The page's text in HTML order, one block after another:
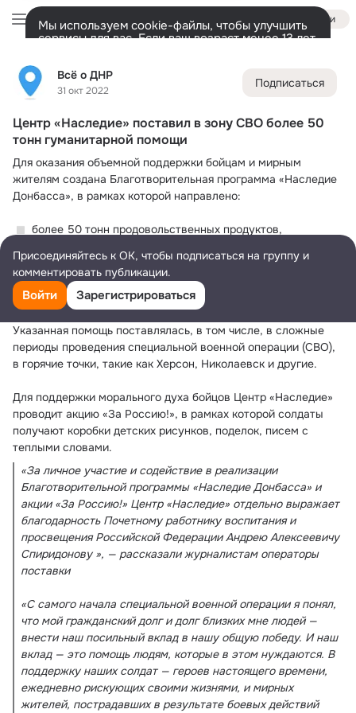
Всё о ДНР
31 окт 2022
Подписаться
Центр «Наследие» поставил в зону СВО более 50
тонн гуманитарной помощи
Для оказания объемной поддержки бойцам и мирным
жителям создана Благотворительная программа «Наследие
Донбасса», в рамках которой направлено:
более 50 тонн продовольственных продуктов,
верхней одеждой и обувью, газовых баллонов,
тепловизеров, смартфонов;
более 10 квадрокоптеров (модели DJI air 2S, Autel и др.),
телефонов и обвесов к ним.
Указанная помощь поставлялась, в том числе, в сложные
периоды проведения специальной военной операции (СВО),
в горячие точки, такие как Херсон, Николаевск и другие.
Для поддержки морального духа бойцов Центр «Наследие»
проводит акцию «За Россию!», в рамках которой солдаты
получают коробки детских рисунков, поделок, писем с
теплыми словами.
«За личное участие и содействие в реализации
Благотворительной программы «Наследие Донбасса» и
акции «За Россию!» Центр «Наследие» отдельно выражает
благодарность Почетному работнику воспитания и
просвещения Российской Федерации Андрею Алексеевичу
Спиридонову », — рассказали журналистам операторы
поставки
«С самого начала специальной военной операции я понял,
что мой гражданский долг и долг близких мне людей —
внести наш посильный вклад в нашу общую победу. И наш
вклад — это помощь людям, которые в этом нуждаются. В
поддержку наших солдат — героев настоящего времени,
ежедневно рискующих своими жизнями, и мирных
жителей, пострадавших в результате боевых действий
Войти
Мы используем cookie-файлы, чтобы улучшить
сервисы для вас. Если ваш возраст менее 13 лет,
представитель.
Разрешить все
Лента Участники Ещё
Дополнительная
колонка
Всё42 950 Обсуждаемые
Присоединяйтесь к ОК, чтобы подписаться на группу и
комментировать публикации.
Войти Зарегистрироваться